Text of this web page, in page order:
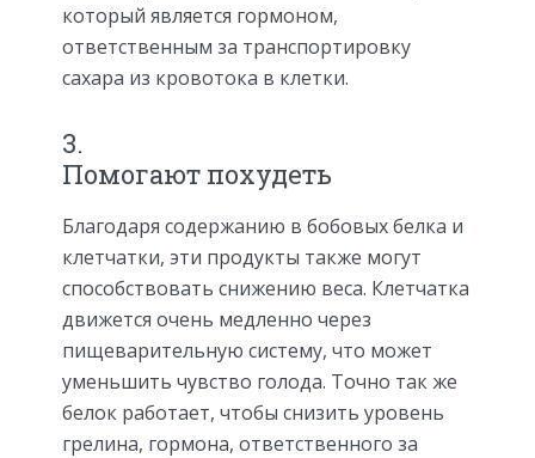
который является гормоном,
ответственным за транспортировку
сахара из кровотока в клетки.
3.
Помогают похудеть
Благодаря содержанию в бобовых белка и
клетчатки, эти продукты также могут
способствовать снижению веса. Клетчатка
движется очень медленно через
пищеварительную систему, что может
уменьшить чувство голода. Точно так же
белок работает, чтобы снизить уровень
грелина, гормона, ответственного за